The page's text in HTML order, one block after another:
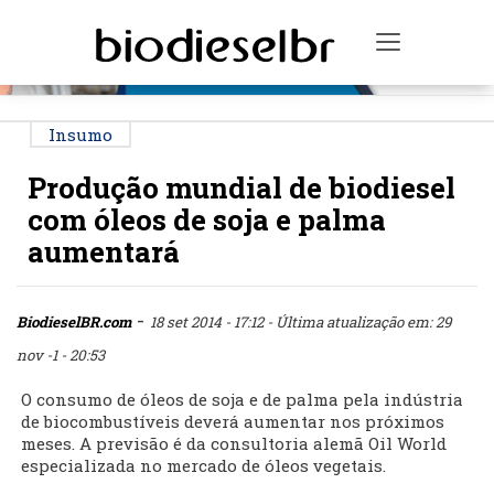
Toggle
Insumo
Produção mundial de biodiesel
com óleos de soja e palma
aumentará
BiodieselBR.com- 18 set 2014 - 17:12- Última atualização em: 29
nov -1 - 20:53
O consumo de óleos de soja e de palma pela indústria
de biocombustíveis deverá aumentar nos próximos
meses. A previsão é da consultoria alemã Oil World
especializada no mercado de óleos vegetais.